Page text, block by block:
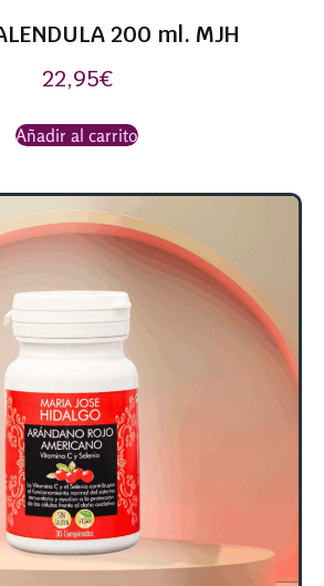
200 ml. MJH
22,95€
Añadir al carrito